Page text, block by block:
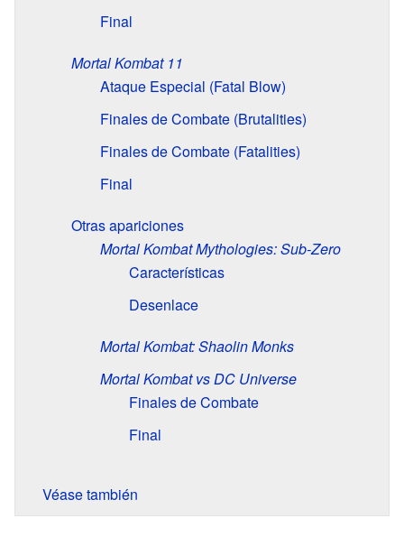
Final
Mortal Kombat 11
Ataque Especial (Fatal Blow)
Finales de Combate (Brutalities)
Finales de Combate (Fatalities)
Final
Otras apariciones
Mortal Kombat Mythologies: Sub-Zero
Características
Desenlace
Mortal Kombat: Shaolin Monks
Mortal Kombat vs DC Universe
Finales de Combate
Final
Véase también